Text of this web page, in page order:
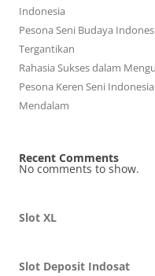
Indonesia
Pesona Seni Budaya
Tergantikan
Rahasia Sukses dalam
Pesona Keren Seni
Mendalam
Recent Comments
No comments to show.
Slot XL
Slot Deposit Indosat